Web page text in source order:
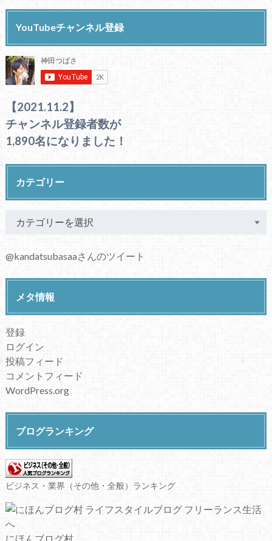
YouTubeチャンネル登録
【2021.11.2】
チャンネル登録者数が
1,890名になりました！
カテゴリー
@kandatsubasaaさんのツイート
メタ情報
登録
ログイン
投稿フィード
コメントフィード
WordPress.org
ブログランキング
ビジネス・業界（その他・全般）ランキング
にほんブログ村